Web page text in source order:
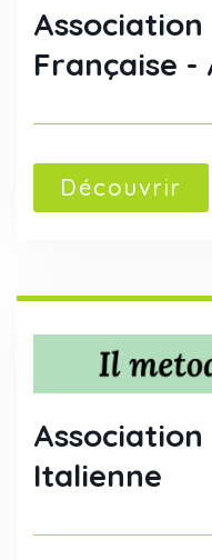
Association
Française -
Découvrir
Association
Italienne